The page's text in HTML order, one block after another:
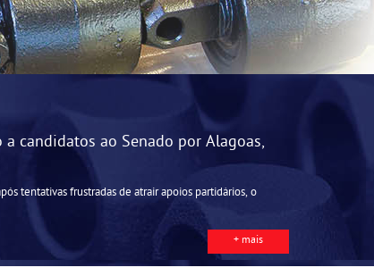
candidatos ao Senado por Alagoas,
tentativas frustradas de atrair apoios partidários, o
+ mais